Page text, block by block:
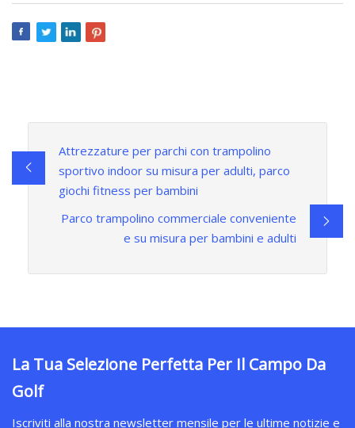
Attrezzature per parchi con trampolino
sportivo indoor su misura per adulti, parco
giochi fitness per bambini
Parco trampolino commerciale conveniente
e su misura per bambini e adulti
La Tua Selezione Perfetta Per Il Campo Da
Golf
Iscriviti alla nostra newsletter mensile per le ultime notizie e